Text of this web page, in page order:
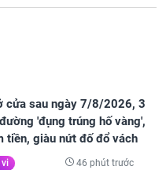
cửa sau ngày 7/8/2026, 3
'đụng trúng hố vàng',
tiền, giàu nứt đố đổ vách
vi 46 phút trước